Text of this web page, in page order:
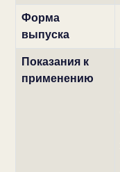
Форма
выпуска
Показания к
применению